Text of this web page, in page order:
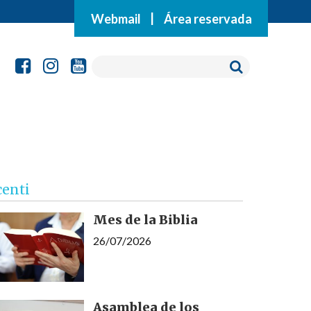
Webmail Área reservada
Mes de la Biblia
26/07/2026
Asamblea de los